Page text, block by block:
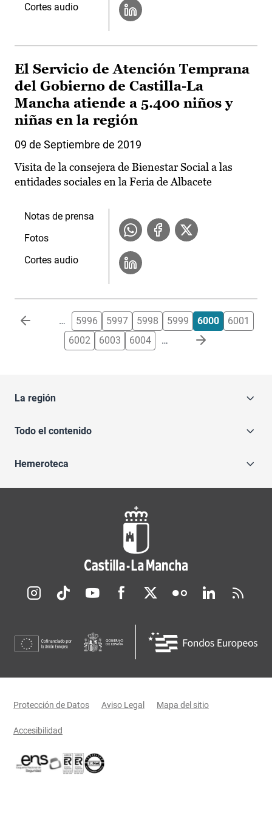
Cortes audio
El Servicio de Atención Temprana
del Gobierno de Castilla-La
Mancha atiende a 5.400 niños y
niñas en la región
09 de Septiembre de 2019
Visita de la consejera de Bienestar Social a las
entidades sociales en la Feria de Albacete
Notas de prensa
Fotos
Cortes audio
Paginación … 5996 5997 5998 5999 6000
6001
6002
6003 6004 …
La región
Todo el contenido
Hemeroteca
Redes sociales JCCM
Menú legal
Protección de Datos Aviso Legal Mapa del sitio
Accesibilidad